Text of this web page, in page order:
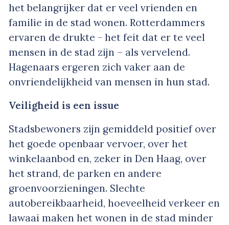
het belangrijker dat er veel vrienden en
familie in de stad wonen. Rotterdammers
ervaren de drukte - het feit dat er te veel
mensen in de stad zijn – als vervelend.
Hagenaars ergeren zich vaker aan de
onvriendelijkheid van mensen in hun stad.
Veiligheid is een issue
Stadsbewoners zijn gemiddeld positief over
het goede openbaar vervoer, over het
winkelaanbod en, zeker in Den Haag, over
het strand, de parken en andere
groenvoorzieningen. Slechte
autobereikbaarheid, hoeveelheid verkeer en
lawaai maken het wonen in de stad minder